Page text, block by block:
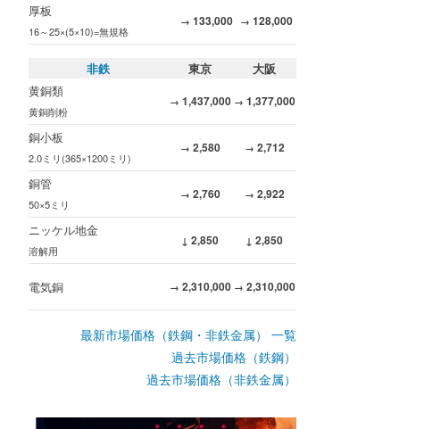
厚板
16～25×(5×10)=無規格
→ 133,000 → 128,000
非鉄 東京
大阪
黄銅類
黄銅削粉
→ 1,437,000 → 1,377,000
銅小板
2.0ミリ(365×1200ミリ)
→ 2,580 → 2,712
銅管
50×5ミリ
→ 2,760 → 2,922
ニッケル地金
溶解用
↓ 2,850 ↓ 2,850
電気銅 → 2,310,000 → 2,310,000
最新市場価格（鉄鋼・非鉄金属） 一覧
過去市場価格（鉄鋼）
過去市場価格（非鉄金属）